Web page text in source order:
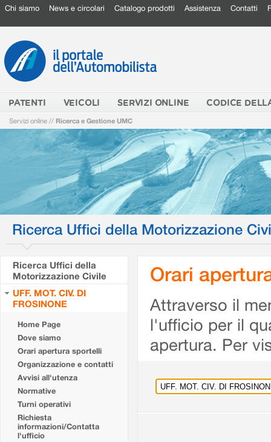
Chi siamo News e circolari Catalogo prodotti Assistenza Contatti
PATENTI VEICOLI SERVIZI ONLINE CODICE
Servizi online // Ricerca e Gestione UMC
Ricerca Uffici della Motorizzazione
Ricerca Uffici della
Motorizzazione Civile
UFF. MOT. CIV. DI
FROSINONE
Home Page
Dove siamo
Orari apertura sportelli
Organizzazione e contatti
Avvisi all'utenza
Normative
Turni operativi
Richiesta
informazioni/Contatta
l'ufficio
Orari
Attraverso il
l'ufficio per il
apertura. Per